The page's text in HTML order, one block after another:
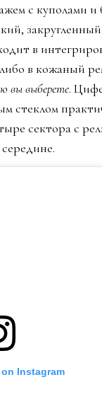
с куполами
в
либо в кожаный
вы выберете.
стеклом
сектора с
Instagram